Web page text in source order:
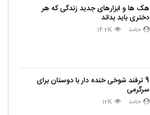
هک ها و ابزارهای جدید زندگی که هر
دختری باید بداند
حامد 14.2K
9 ترفند شوخی خنده دار با دوستان برای
سرگرمی
حامد 12K